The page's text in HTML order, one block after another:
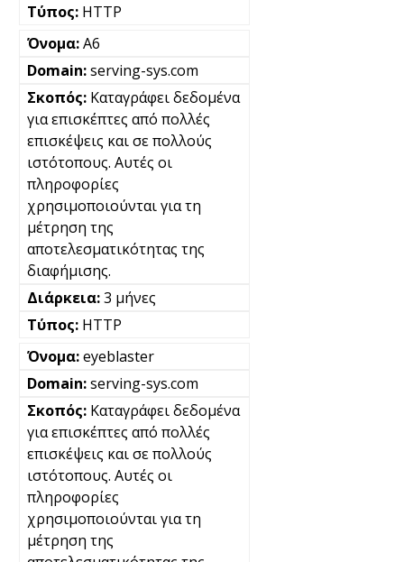
HTTP
A6
serving-sys.com
Καταγράφει δεδομένα
για επισκέπτες από πολλές
επισκέψεις και σε πολλούς
ιστότοπους. Αυτές οι
πληροφορίες
χρησιμοποιούνται για τη
μέτρηση της
αποτελεσματικότητας της
διαφήμισης.
3 μήνες
HTTP
eyeblaster
serving-sys.com
Καταγράφει δεδομένα
για επισκέπτες από πολλές
επισκέψεις και σε πολλούς
ιστότοπους. Αυτές οι
πληροφορίες
χρησιμοποιούνται για τη
μέτρηση της